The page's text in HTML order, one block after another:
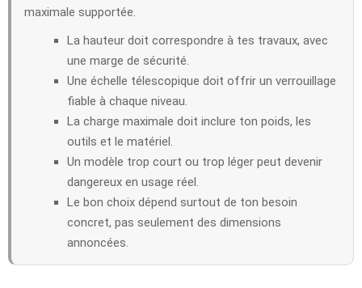
maximale supportée.
La hauteur doit correspondre à tes travaux, avec
une marge de sécurité.
Une échelle télescopique doit offrir un verrouillage
fiable à chaque niveau.
La charge maximale doit inclure ton poids, les
outils et le matériel.
Un modèle trop court ou trop léger peut devenir
dangereux en usage réel.
Le bon choix dépend surtout de ton besoin
concret, pas seulement des dimensions
annoncées.